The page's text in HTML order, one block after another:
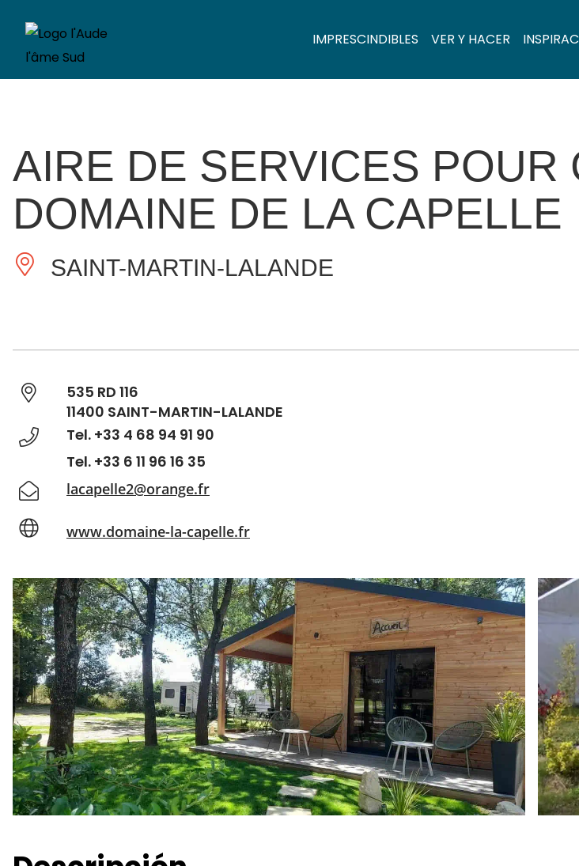
IMPRESCINDIBLES VER Y HACER
AIRE DE SERVICES POUR
DOMAINE DE LA CAPELLE
SAINT-MARTIN-LALANDE
535 RD 116
11400 SAINT-MARTIN-LALANDE
Tel. +33 4 68 94 91 90
Tel. +33 6 11 96 16 35
lacapelle2@orange.fr
www.domaine-la-capelle.fr